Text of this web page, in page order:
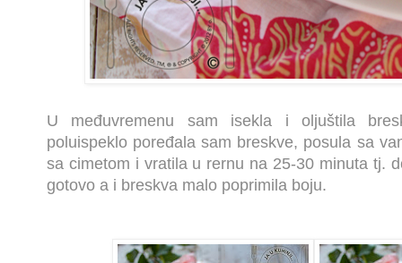
U međuvremenu sam isekla i oljuštila
poluispeklo poređala sam breskve, posula sa
sa cimetom i vratila u rernu na 25-30 minuta tj.
gotovo a i breskva malo poprimila boju.